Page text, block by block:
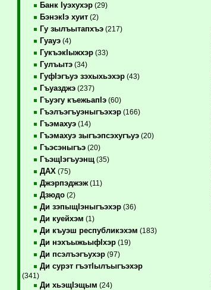
Банк Iуэхухэр(29)
БэнэкIэ хуит(2)
Гу зылъытапхъэ(217)
Гуауэ(4)
ГукъэкIыжхэр(33)
Гулъытэ(34)
ГуфIэгъуэ зэхыхьэхэр(43)
Гъуазджэ(237)
Гъуэгу къежьапIэ(60)
Гъэлъэгъуэныгъэхэр(166)
Гъэмахуэ(14)
Гъэмахуэ зыгъэпсэхугъуэ(20)
Гъэсэныгъэ(20)
ГъэщIэгъуэнщ(35)
ДАХ (75)
Джэрпэджэж(11)
Дзюдо(2)
Ди зэпыщIэныгъэхэр(36)
Ди куейхэм (1)
Ди къуэш республикэхэм (183)
Ди нэхъыжьыфIхэр(19)
Ди псэлъэгъухэр(97)
Ди сурэт гъэтIылъыгъэхэр
(341)
Ди хьэщIэщым (24)